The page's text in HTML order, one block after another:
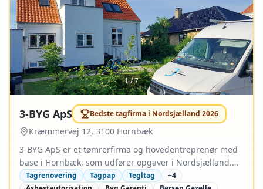
1/7
3-BYG ApS Bedste tagfirma i Nordsjælland 2026
Kræmmervej 12, 3100 Hornbæk
3-BYG ApS er et tømrerfirma og hovedentreprenør med
base i Hornbæk, som udfører opgaver i Nordsjælland.
Virksomheden blev grundlagt i 2007 og løser både
Tagrenovering Tagpap Tegltag +4